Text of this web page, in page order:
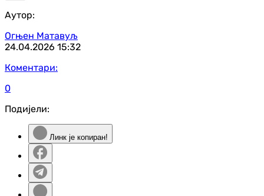
Аутор:
Огњен Матавуљ
24.04.2026 15:32
Коментари:
0
Подијели:
Линк је копиран!